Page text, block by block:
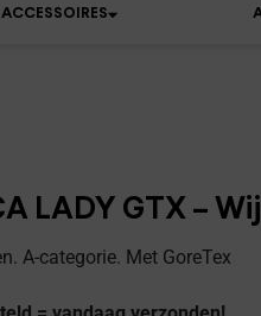
ACCESSOIRES
LADY GTX –
A-categorie. Met GoreTex